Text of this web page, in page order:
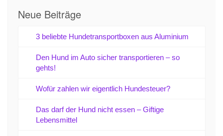
Neue Beiträge
3 beliebte Hundetransportboxen aus Aluminium
Den Hund im Auto sicher transportieren – so
gehts!
Wofür zahlen wir eigentlich Hundesteuer?
Das darf der Hund nicht essen – Giftige
Lebensmittel